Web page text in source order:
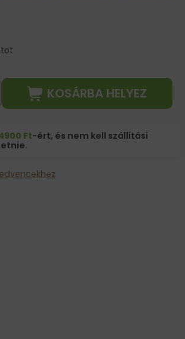
KOSÁRBA HELYEZ
Ft-ért, és nem kell szállítási